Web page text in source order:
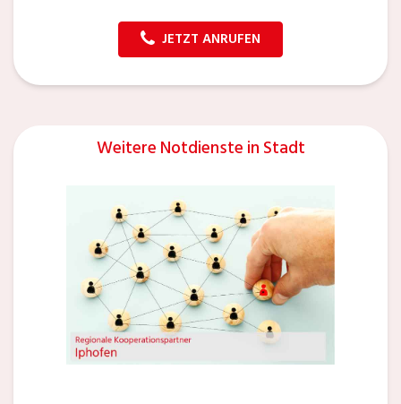
JETZT ANRUFEN
Weitere Notdienste in Stadt